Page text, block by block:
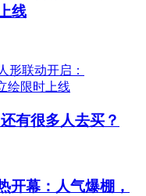
线
有很多人去买？
开幕：人气爆棚，